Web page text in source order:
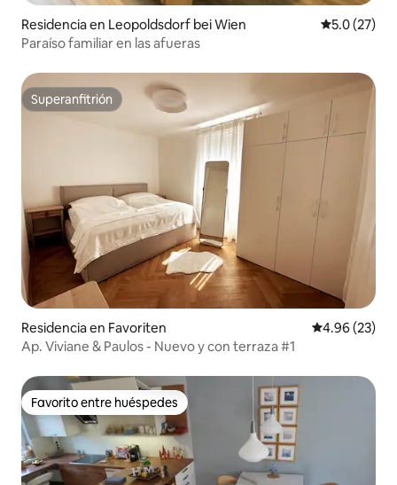
Residencia en Leopoldsdorf bei Wien Calificación
5.0 (27)
Paraíso familiar en las afueras
Superanfitrión
Superanfitrión
Residencia en Favoriten Calificación
4.96 (23)
Ap. Viviane & Paulos - Nuevo y con terraza #1
Favorito entre huéspedes
Favorito entre huéspedes